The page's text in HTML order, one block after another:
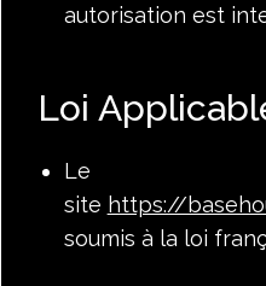
autorisation est
Loi
Le
site https://
soumis à la loi